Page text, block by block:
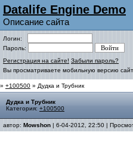
Datalife Engine Demo
Описание сайта
Логин:
Пароль:
Регистрация на сайте! Забыли пароль?
Вы просматриваете мобильную версию
» +100500 » Дудка и Трубник
Дудка и Трубник
Категория: +100500
автор: Mowshon | 6-04-2012, 22:50 |